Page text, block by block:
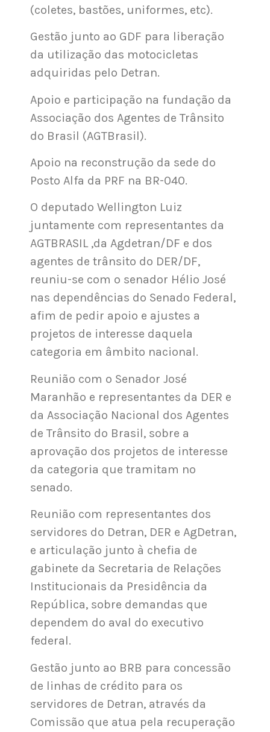
(coletes, bastões, uniformes, etc).
Gestão junto ao GDF para liberação
da utilização das motocicletas
adquiridas pelo Detran.
Apoio e participação na fundação da
Associação dos Agentes de Trânsito
do Brasil (AGTBrasil).
Apoio na reconstrução da sede do
Posto Alfa da PRF na BR-040.
O deputado Wellington Luiz
juntamente com representantes da
AGTBRASIL ,da Agdetran/DF e dos
agentes de trânsito do DER/DF,
reuniu-se com o senador Hélio José
nas dependências do Senado Federal,
afim de pedir apoio e ajustes a
projetos de interesse daquela
categoria em âmbito nacional.
Reunião com o Senador José
Maranhão e representantes da DER e
da Associação Nacional dos Agentes
de Trânsito do Brasil, sobre a
aprovação dos projetos de interesse
da categoria que tramitam no
senado.
Reunião com representantes dos
servidores do Detran, DER e AgDetran,
e articulação junto à chefia de
gabinete da Secretaria de Relações
Institucionais da Presidência da
República, sobre demandas que
dependem do aval do executivo
federal.
Gestão junto ao BRB para concessão
de linhas de crédito para os
servidores de Detran, através da
Comissão que atua pela recuperação